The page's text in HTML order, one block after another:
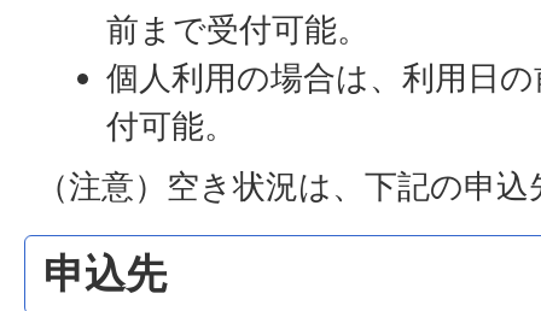
前まで受付可能。
個人利用の場合は、利用日
付可能。
（注意）空き状況は、下記の申
申込先